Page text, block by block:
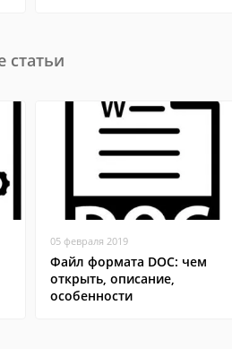
статьи
05 февраля 2019
Файл формата DOC: чем
открыть, описание,
особенности